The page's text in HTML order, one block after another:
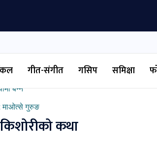
मन
‘अनन्त’, सार्वजनिक भयो ‘पानी खोलाको’
बन्ने
: माओत्से गुरुङ
गीत-संगीत गसिप समिक्षा
कथा